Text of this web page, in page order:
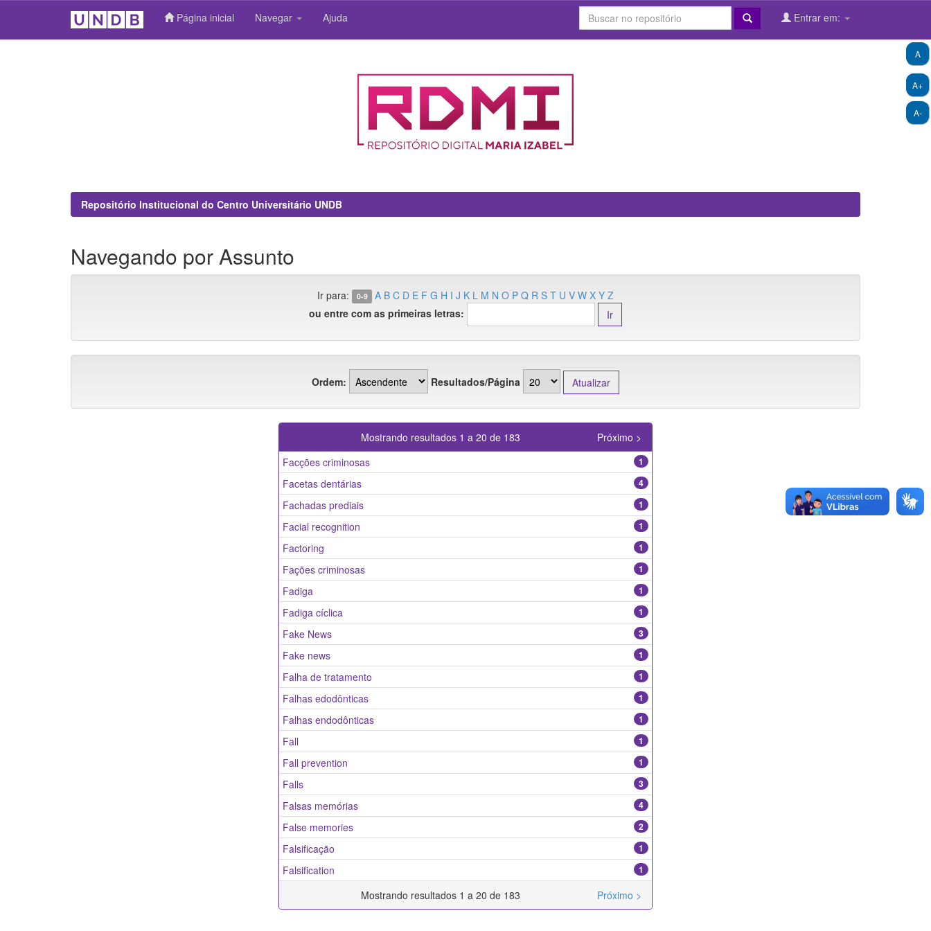
Página inicial Navegar Ajuda Entrar em:
A+
A-
A
Repositório Institucional do Centro Universitário UNDB
Navegando por Assunto
Ir para: 0-9 A B C D E F G H I J K L M N O P Q R S T U V W X Y Z
ou entre com as primeiras letras:
Ordem: Resultados/Página
Mostrando resultados 1 a 20 de 183
Próximo >
Facções criminosas
1
Facetas dentárias 4
Fachadas prediais 1
Facial recognition 1
Factoring 1
Fações criminosas 1
Fadiga 1
Fadiga cíclica 1
Fake News 3
Fake news 1
Falha de tratamento 1
Falhas edodônticas 1
Falhas endodônticas 1
Fall 1
Fall prevention 1
Falls 3
Falsas memórias 4
False memories 2
Falsificação 1
Falsification 1
Mostrando resultados 1 a 20 de 183 Próximo >